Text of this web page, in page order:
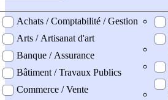
professionel
Achats / Comptabilité / Gestion
Arts / Artisanat d'art
Banque / Assurance
Bâtiment / Travaux Publics
Commerce / Vente